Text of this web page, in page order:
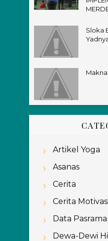
Sloka
Artikel Yoga
Asanas
Cerita
Cerita Motivasi
Data
Dewa-Dewi